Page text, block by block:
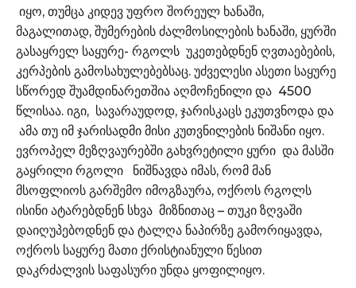
იყო, თუმცა კიდევ უფრო შორეულ ხანაში,
მაგალითად, შუმერების ძალმოსილების ხანაში, ყურში
გასაყრელ საყურე- რგოლს უკეთებდნენ ღვთაებების,
კერპების გამოსახულებებსაც. უძველესი ასეთი საყურე
სწორედ შუამდინარეთშია აღმოჩენილი და 4500
წლისაა. იგი, სავარაუდოდ, ჯარისკაცს ეკუთვნოდა და
ამა თუ იმ ჯარისადმი მისი კუთვნილების ნიშანი იყო.
ევროპელ მეზღვაურებში გახვრეტილი ყური და მასში
გაყრილი რგოლი ნიშნავდა იმას, რომ მან
მსოფლიოს გარშემო იმოგზაურა, ოქროს რგოლს
ისინი ატარებდნენ სხვა მიზნითაც – თუკი ზღვაში
დაიღუპებოდნენ და ტალღა ნაპირზე გამორიყავდა,
ოქროს საყურე მათი ქრისტიანული წესით
დაკრძალვის საფასური უნდა ყოფილიყო.